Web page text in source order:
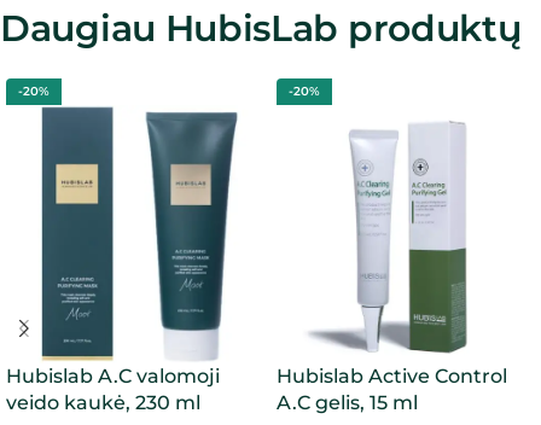
Daugiau HubisLab produktų
-20%
Hubislab A.C valomoji
veido kaukė, 230 ml
-20%
Hubislab Active Control
A.C gelis, 15 ml